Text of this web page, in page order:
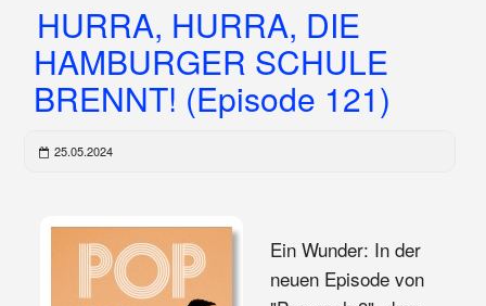
HURRA, HURRA, DIE
HAMBURGER SCHULE
BRENNT! (Episode 121)
25.05.2024
Ein Wunder: In der
neuen Episode von